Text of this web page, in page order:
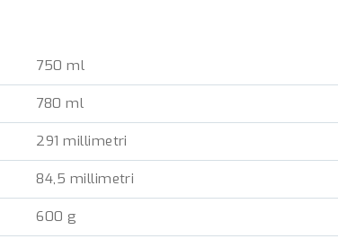
750 ml
780 ml
291 millimetri
84,5 millimetri
600 g